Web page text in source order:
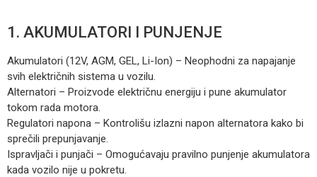
1. AKUMULATORI I PUNJENJE
Akumulatori (12V, AGM, GEL, Li-Ion) – Neophodni za napajanje
svih električnih sistema u vozilu.
Alternatori – Proizvode električnu energiju i pune akumulator
tokom rada motora.
Regulatori napona – Kontrolišu izlazni napon alternatora kako bi
sprečili prepunjavanje.
Ispravljači i punjači – Omogućavaju pravilno punjenje akumulatora
kada vozilo nije u pokretu.